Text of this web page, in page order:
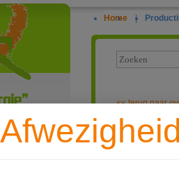
Home |
<<terug naar
PV-systeem